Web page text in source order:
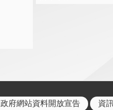
政府網站資料開放宣告 資